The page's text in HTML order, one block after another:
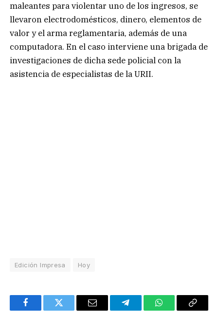
maleantes para violentar uno de los ingresos, se
llevaron electrodomésticos, dinero, elementos de
valor y el arma reglamentaria, además de una
computadora. En el caso interviene una brigada de
investigaciones de dicha sede policial con la
asistencia de especialistas de la URII.
Edición Impresa Hoy
FacebookTwitter Email TelegramWhatsAppCopy